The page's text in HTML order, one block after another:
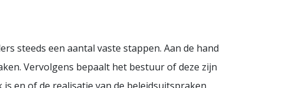
steeds een aantal vaste stappen. Aan de hand
Vervolgens bepaalt het bestuur of deze zijn